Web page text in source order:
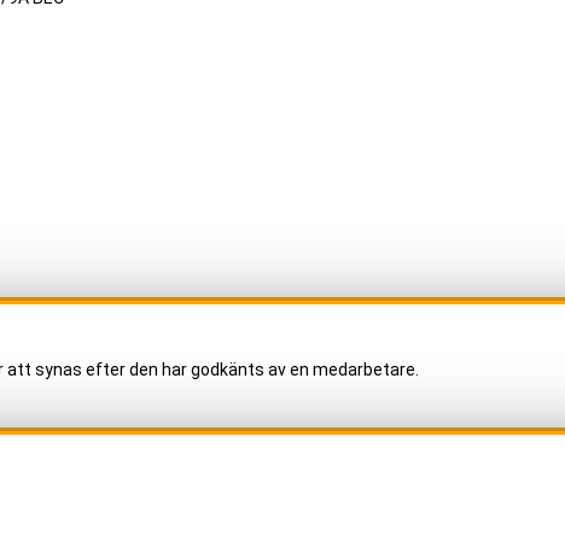
synas efter den har godkänts av en medarbetare.